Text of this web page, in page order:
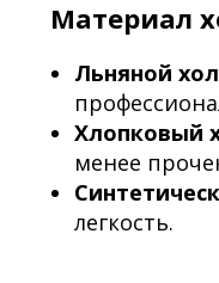
Материал
Льняной
Хлопковый
менее
легкость.